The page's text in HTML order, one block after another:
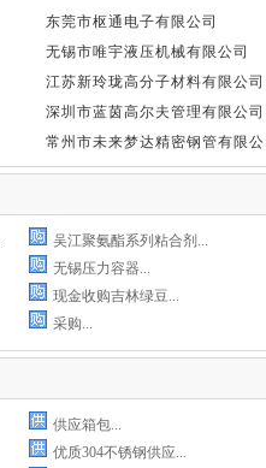
东莞市枢通电子有限公司
无锡市唯宇液压机械有限公司
江苏新玲珑高分子材料有限公司
深圳市蓝茵高尔夫管理有限公司
常州市未来梦达精密钢管有限
吴江聚氨酯系列粘合剂...
无锡压力容器...
现金收购吉林绿豆...
采购...
供应箱包...
优质304不锈钢供应...